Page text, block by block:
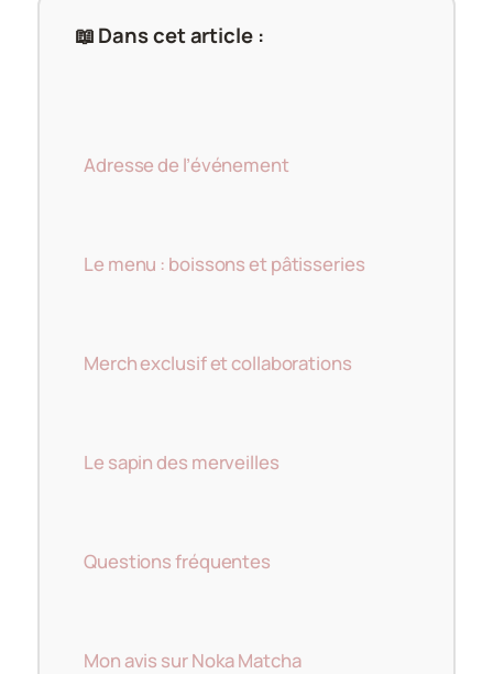
📖 Dans cet article :
Adresse de l’événement
Le menu : boissons et pâtisseries
Merch exclusif et collaborations
Le sapin des merveilles
Questions fréquentes
Mon avis sur Noka Matcha